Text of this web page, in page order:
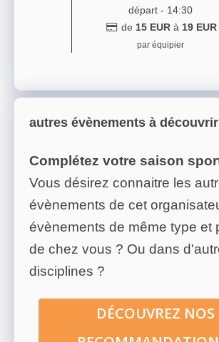
départ - 14:30
de 15 EUR à 19 EUR
par équipier
autres évènements à découvrir
Complétez votre saison
Vous désirez connaitre les
évènements de cet
évènements de même type et
de chez vous ? Ou dans
disciplines ?
DÉCOUVREZ NOS